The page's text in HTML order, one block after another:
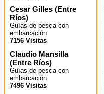
Cesar Gilles (Entre
Ríos)
Guías de pesca con
embarcación
7156 Visitas
Claudio Mansilla
(Entre Ríos)
Guías de pesca con
embarcación
7496 Visitas